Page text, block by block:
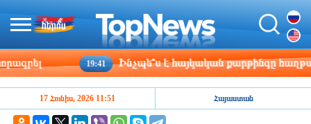
19:41 Ինչպե՞ս է հայկական քարթինգը
17 Հունիս, 2026 11:51 Հայաստան